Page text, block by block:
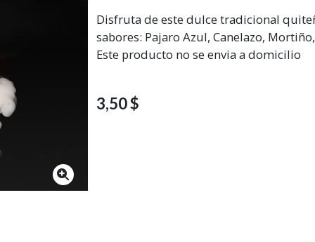
Disfruta de este dulce tradicional
sabores: Pajaro Azul, Canelazo,
Este producto no se envia a domicilio
3,50 $